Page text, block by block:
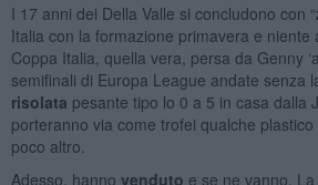
I 17 anni dei Della Valle si concludono con “
Italia con la formazione primavera e niente
Coppa Italia, quella vera, persa da Genny
semifinali di Europa League andate senza
risolata pesante tipo lo 0 a 5 in casa dalla
porteranno via come trofei qualche
poco altro.
Adesso, hanno venduto e se ne vanno.